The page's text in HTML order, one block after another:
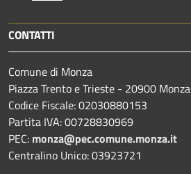
CONTATTI
Comune di Monza
Piazza Trento e Trieste - 20900 Monza
Codice Fiscale: 02030880153
Partita IVA: 00728830969
PEC: monza@pec.comune.monza.it
Centralino Unico: 03923721